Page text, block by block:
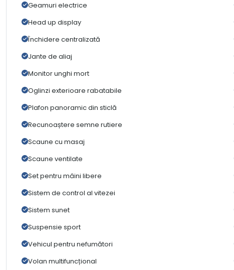
Geamuri electrice
Head up display
Închidere centralizată
Jante de aliaj
Monitor unghi mort
Oglinzi exterioare rabatabile
Plafon panoramic din sticlă
Recunoaștere semne rutiere
Scaune cu masaj
Scaune ventilate
Set pentru mâini libere
Sistem de control al vitezei
Sistem sunet
Suspensie sport
Vehicul pentru nefumători
Volan multifuncțional